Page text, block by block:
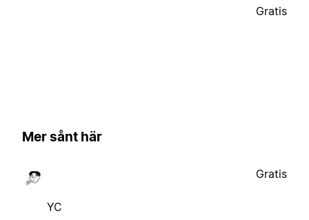
Gratis
Mer sånt här
YC
Gratis